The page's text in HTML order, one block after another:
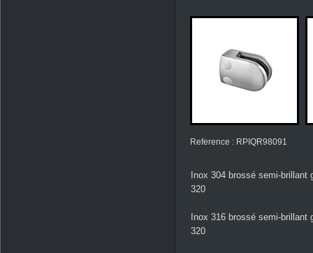
Reference : RPIQR98091
Inox 304 brossé semi-brillant
320
Inox 316 brossé semi-brillant
320